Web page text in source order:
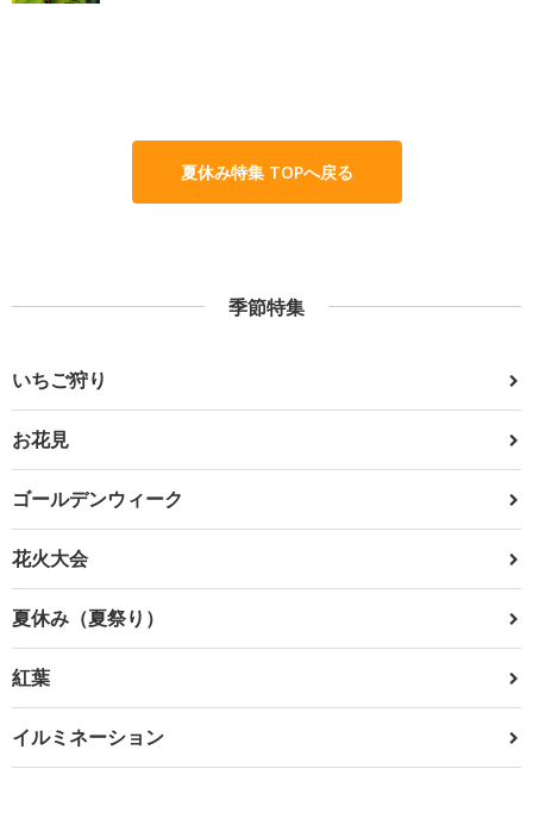
夏休み特集 TOPへ戻る
季節特集
いちご狩り
お花見
ゴールデンウィーク
花火大会
夏休み（夏祭り）
紅葉
イルミネーション